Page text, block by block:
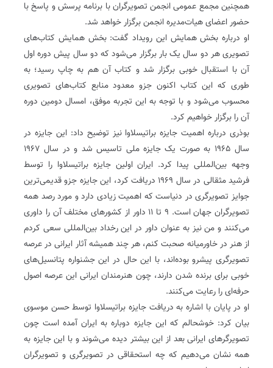
همچنین مجمع عمومی انجمن تصویرگران با برنامه پرسش و پاسخ با
حضور اعضای هیات‌مدیره انجمن برگزار خواهد شد.
او درباره بخش همایش این رویداد گفت: بخش همایش کتاب‌های
تصویری هر دو سال یک بار برگزار می‌شود که دو سال پیش دوره اول
آن با استقبال خوبی برگزار شد و کتاب آن هم به چاپ رسید؛ به
طوری که این کتاب اکنون جزو معدود منابع کتاب‌های تصویری
محسوب می‌شود و با توجه به این تجربه موفق، امسال دومین دوره
آن را برگزار خواهیم کرد.
بوذری درباره اهمیت جایزه براتیسلاوا نیز توضیح داد: این جایزه در
سال ۱۹۶۵ به صورت یک جایزه ملی تاسیس شد و در سال ۱۹۶۷
وجهه بین‌المللی پیدا کرد. ایران اولین جایزه براتیسلاوا را توسط
فرشید مثقالی در سال ١٩۶٩ دریافت کرد، این جایزه جزو قدیمی‌ترین
جوایز تصویرگری در دنیاست که اهمیت زیادی دارد و مورد رصد همه
تصویرگران جهان است. ۹ تا ۱۱ داور از کشورهای مختلف آن را داوری
می‌کنند و من نیز به عنوان داور در این رخداد بین‌المللی سعی کردم
از هنر در خاورمیانه صحبت کنم، هر چند همیشه آثار ایرانی در عرصه
تصویرگری پیشرو بوده‌اند، با این حال در این جشنواره پتانسیل‌های
خوبی برای برنده شدن دارند، چون هنرمندان ایرانی این عرصه اصول
حرفه‌ای را رعایت می‌کنند.
او در پایان با اشاره به دریافت جایزه براتیسلاوا توسط حسن موسوی
بیان کرد: خوشحالم که این جایزه دوباره به ایران آمده است چون
تصویرگرهای ایرانی بعد از این بیشتر دیده می‌شوند و با این جایزه به
همه نشان می‌دهیم که چه استحقاقی در تصویرگری و تصویرگران